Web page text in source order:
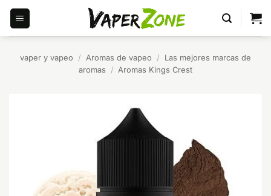
Saltar
contenido
vaper y vapeo / Aromas de vapeo /
Las mejores marcas de
aromas
/ Aromas Kings Crest